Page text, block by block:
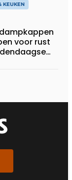
KEUKEN
voor rust